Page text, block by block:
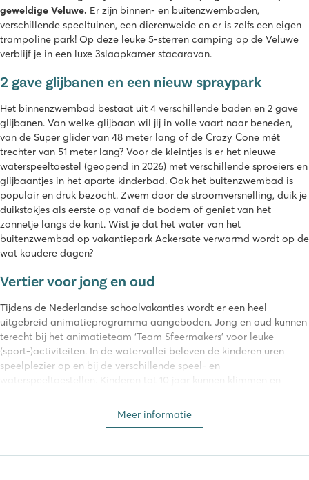
geweldige Veluwe. Er zijn binnen- en buitenzwembaden,
verschillende speeltuinen, een dierenweide en er is zelfs een eigen
trampoline park! Op deze leuke 5-sterren camping op de Veluwe
verblijf je in een luxe 3slaapkamer stacaravan.
2 gave glijbanen en een nieuw spraypark
Het binnenzwembad bestaat uit 4 verschillende baden en 2 gave
glijbanen. Van welke glijbaan wil jij in volle vaart naar beneden,
van de Super glider van 48 meter lang of de Crazy Cone mét
trechter van 51 meter lang? Voor de kleintjes is er het nieuwe
waterspeeltoestel (geopend in 2026) met verschillende sproeiers en
glijbaantjes in het aparte kinderbad. Ook het buitenzwembad is
populair en druk bezocht. Zwem door de stroomversnelling, duik je
duikstokjes als eerste op vanaf de bodem of geniet van het
zonnetje langs de kant. Wist je dat het water van het
buitenzwembad op vakantiepark Ackersate verwarmd wordt op de
wat koudere dagen?
Vertier voor jong en oud
Tijdens de Nederlandse schoolvakanties wordt er een heel
uitgebreid animatieprogramma aangeboden. Jong en oud kunnen
terecht bij het animatieteam ‘Team Sfeermakers’ voor leuke
(sport-)activiteiten. In de watervallei beleven de kinderen uren
speelplezier op en bij de verschillende speel- en
waterspeeltoestellen. Kinderen tot 10 jaar kunnen klimmen en
een leuke dierenweide. Het trampolinepark op Ackersate is enorm
springkunsten kunnen laten zien.
Meer informatie